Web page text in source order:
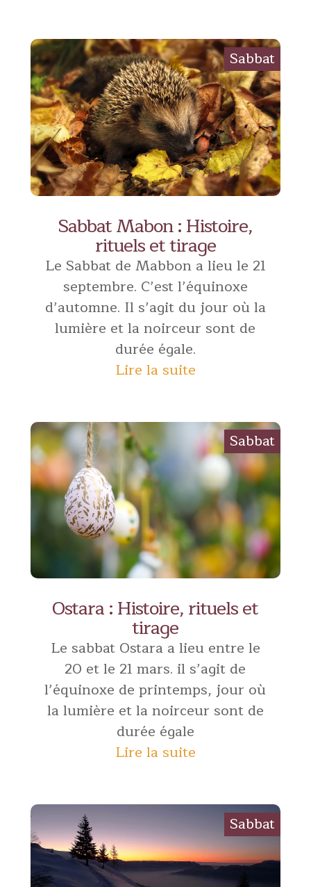
Sabbat Mabon : Histoire,
rituels et tirage
Le Sabbat de Mabbon a lieu le 21
septembre. C’est l’équinoxe
d’automne. Il s’agit du jour où la
lumière et la noirceur sont de
durée égale.
Lire la suite
Ostara : Histoire, rituels et
tirage
Le sabbat Ostara a lieu entre le
20 et le 21 mars. il s’agit de
l’équinoxe de printemps, jour où
la lumière et la noirceur sont de
durée égale
Lire la suite